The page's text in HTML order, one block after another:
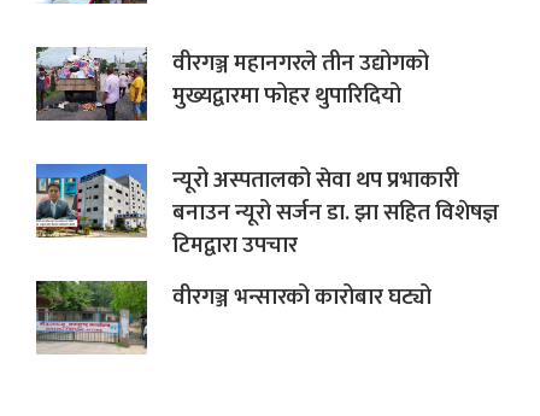
वीरगञ्ज महानगरले तीन उद्योगको
मुख्यद्वारमा फोहर थुपारिदियो
न्यूरो अस्पतालको सेवा थप प्रभाकारी
बनाउन न्यूरो सर्जन डा. झा सहित विशेषज्ञ
टिमद्वारा उपचार
वीरगञ्ज भन्सारको कारोबार घट्यो